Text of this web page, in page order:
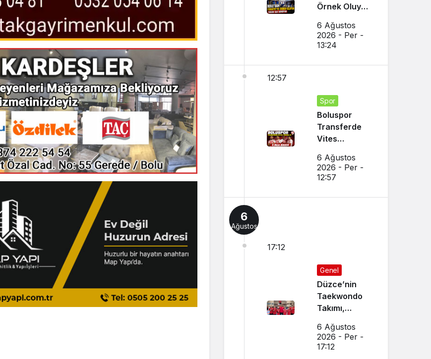
Örnek Oluyor,
Görüyor
6 Ağustos
2026 - Per -
13:24
12:57
Spor
Boluspor
Transferde
Vites
6 Ağustos
2026 - Per -
12:57
6
Ağustos
17:12
Genel
Düzce’nin
Taekwondo
Takımı,
Başarı
Sağladı
6 Ağustos
2026 - Per -
17:12